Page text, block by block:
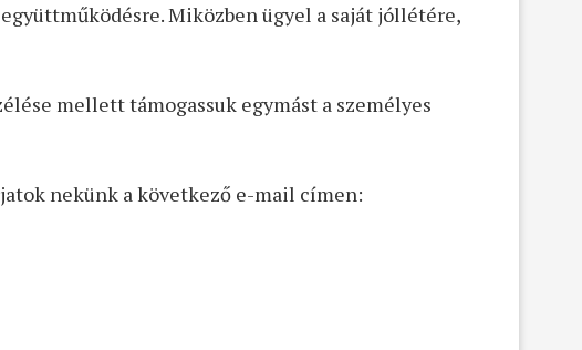
Miközben ügyel a saját jóllétére,
mellett támogassuk egymást a személyes
nekünk a következő e-mail címen: